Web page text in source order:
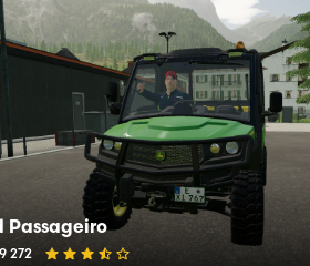
Passageiro
272